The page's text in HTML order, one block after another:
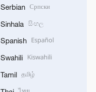
Serbian Српски
Sinhala සිංහල
Spanish Español
Swahili Kiswahili
Tamil தமிழ்